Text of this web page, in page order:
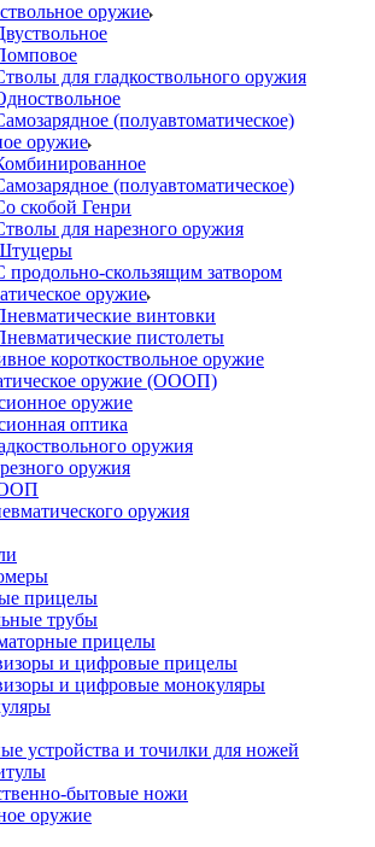
оружие
для гладкоствольного оружия
(полуавтоматическое)
оружие
(полуавтоматическое)
скобой Генри
для нарезного оружия
продольно-скользящим затвором
оружие
винтовки
пистолеты
короткоствольное оружие
оружие (ОООП)
оружие
оптика
оружия
оружия
оружия
прицелы
трубы
прицелы
и цифровые прицелы
и цифровые монокуляры
устройства и точилки для ножей
бытовые ножи
оружие